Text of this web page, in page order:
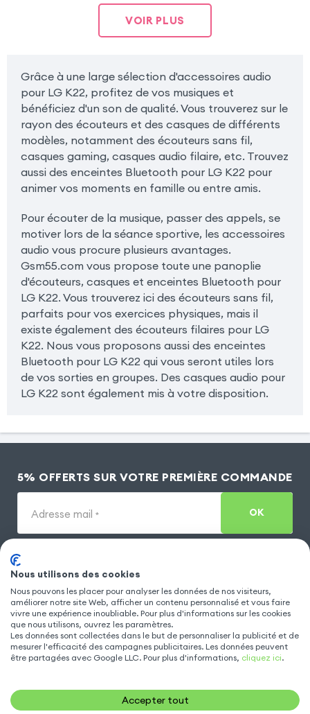
VOIR PLUS
Grâce à une large sélection d'accessoires audio
pour LG K22, profitez de vos musiques et
bénéficiez d'un son de qualité. Vous trouverez sur le
rayon des écouteurs et des casques de différents
modèles, notamment des écouteurs sans fil,
casques gaming, casques audio filaire, etc. Trouvez
aussi des enceintes Bluetooth pour LG K22 pour
animer vos moments en famille ou entre amis.
Pour écouter de la musique, passer des appels, se
motiver lors de la séance sportive, les accessoires
audio vous procure plusieurs avantages.
Gsm55.com vous propose toute une panoplie
d'écouteurs, casques et enceintes Bluetooth pour
LG K22. Vous trouverez ici des écouteurs sans fil,
parfaits pour vos exercices physiques, mais il
existe également des écouteurs filaires pour LG
K22. Nous vous proposons aussi des enceintes
Bluetooth pour LG K22 qui vous seront utiles lors
de vos sorties en groupes. Des casques audio pour
LG K22 sont également mis à votre disposition.
5% OFFERTS SUR VOTRE PREMIÈRE COMMANDE
Adresse mail * OK
INFORMATIONS CLIENTS
MODÈLES POPULAIRES
Nous utilisons des cookies
Nous pouvons les placer pour analyser les données de nos visiteurs,
améliorer notre site Web, afficher un contenu personnalisé et vous faire
vivre une expérience inoubliable. Pour plus d'informations sur les cookies
que nous utilisons, ouvrez les paramètres.
Les données sont collectées dans le but de personnaliser la publicité et de
mesurer l'efficacité des campagnes publicitaires. Les données peuvent
être partagées avec Google LLC. Pour plus d'informations, cliquez ici.
Accepter tout